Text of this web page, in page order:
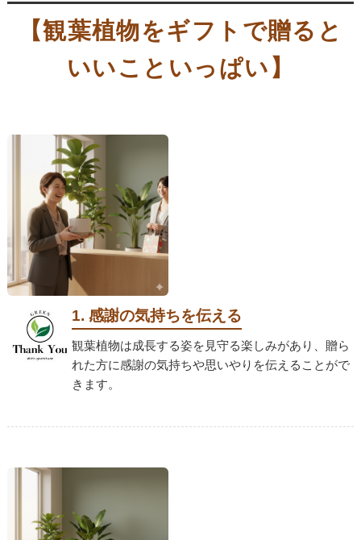
【観葉植物をギフトで贈ると
いいこといっぱい】
1. 感謝の気持ちを伝える
観葉植物は成長する姿を見守る楽しみがあり、贈ら
れた方に感謝の気持ちや思いやりを伝えることがで
きます。